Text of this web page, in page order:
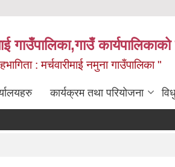
गाउँपालिका,गाउँ
: मर्चवारीमाई नमुना गाउँपालिका "
कार्यक्रम तथा परियोजना